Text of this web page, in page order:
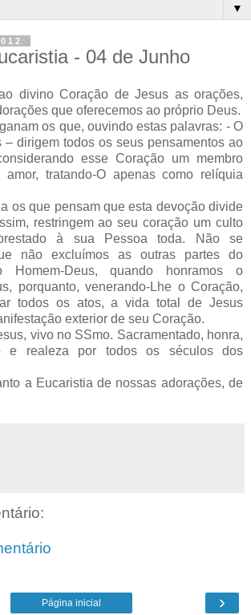
▼
- 04 de Junho
divino Coração de Jesus as orações,
que oferecemos ao próprio Deus.
os que, ouvindo estas palavras: - O
– dirigem todos os seus pensamentos ao
esse Coração um membro
tratando-O apenas como relíquia
os que pensam que esta devoção divide
restringem ao seu coração um culto
à sua Pessoa toda. Não se
não excluímos as outras partes do
Homem-Deus, quando honramos o
porquanto, venerando-Lhe o Coração,
todos os atos, a vida total de Jesus
exterior de seu Coração.
vivo no SSmo. Sacramentado, honra,
e realeza por todos os séculos dos
a Eucaristia de nossas adorações, de
›
Página inicial